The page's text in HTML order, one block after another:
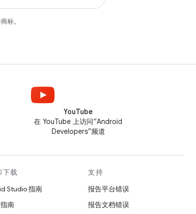
标。
YouTube
在 YouTube 上访问“Android
Developers”频道
下载
Studio 指南
南
支持
报告平台错误
报告文档错误